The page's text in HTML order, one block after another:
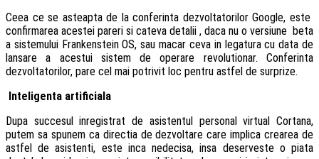
Ceea ce se asteapta de la conferinta dezvoltatorilor Google, este
confirmarea acestei pareri si cateva detalii , daca nu o versiune beta
a sistemului Frankenstein OS, sau macar ceva in legatura cu data de
lansare a acestui sistem de operare revolutionar. Conferinta
dezvoltatorilor, pare cel mai potrivit loc pentru astfel de surprize.
Inteligenta artificiala
Dupa succesul inregistrat de asistentul personal virtual Cortana,
putem sa spunem ca directia de dezvoltare care implica crearea de
astfel de asistenti, este inca nedecisa, insa deserveste o piata